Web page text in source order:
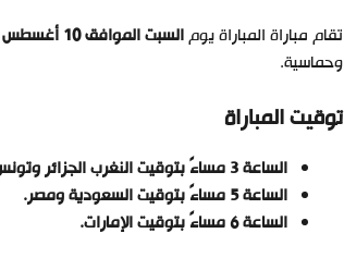
تقام مباراة المباراة يومالسبت الموافق 10 أغسطس 2024
وحماسية.
توقيت المباراة
الساعة 3 مساءً بتوقيت النغرب الجزائر وتونس.
الساعة 5 مساءً بتوقيت السعودية ومصر.
الساعة 6 مساءً بتوقيت الإمارات.